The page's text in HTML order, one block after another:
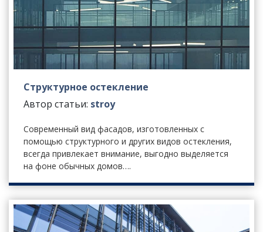
Структурное остекление
Автор статьи: stroy
Современный вид фасадов, изготовленных с
помощью структурного и других видов остекления,
всегда привлекает внимание, выгодно выделяется
на фоне обычных домов….